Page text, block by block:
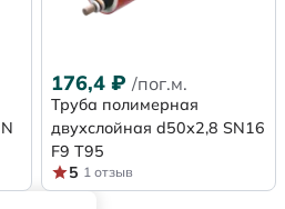
176,4 ₽ /пог.м.
Труба полимерная
двухслойная d50х2,8 SN16
F9 Т95
5 1 отзыв